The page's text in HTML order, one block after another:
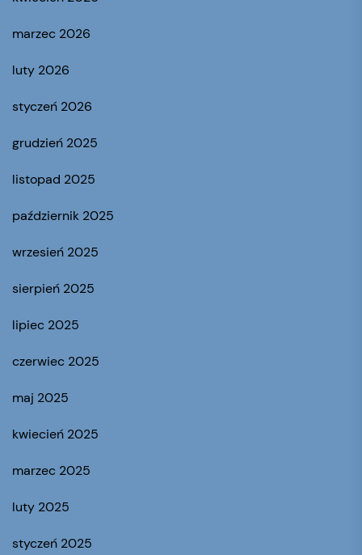
marzec 2026
luty 2026
styczeń 2026
grudzień 2025
listopad 2025
październik 2025
wrzesień 2025
sierpień 2025
lipiec 2025
czerwiec 2025
maj 2025
kwiecień 2025
marzec 2025
luty 2025
styczeń 2025